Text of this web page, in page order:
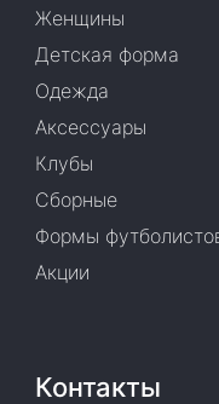
Женщины
Детская форма
Одежда
Аксессуары
Клубы
Сборные
Формы
Акции
Контакты